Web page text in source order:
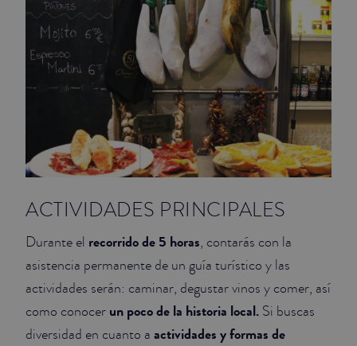
ACTIVIDADES PRINCIPALES
Durante el recorrido de 5 horas, contarás con la
asistencia permanente de un guía turístico y las
actividades serán: caminar, degustar vinos y comer, así
como conocer un poco de la historia local. Si buscas
diversidad en cuanto a actividades y formas de